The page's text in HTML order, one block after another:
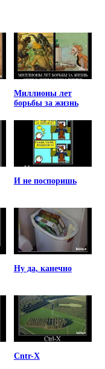
Миллионы лет
борьбы за жизнь
И не поспоришь
Ну да, канечно
Cntr-X